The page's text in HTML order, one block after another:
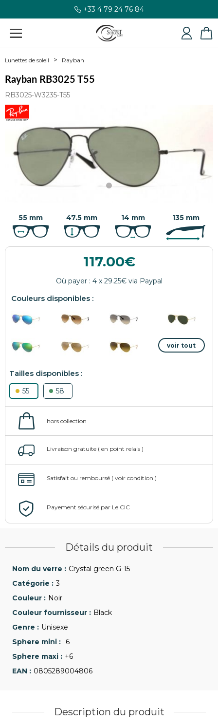
+33 4 79 24 76 84
Lunettes de soleil Rayban
Rayban RB3025 T55
RB3025-W3235-T55
55 mm 47.5 mm 14 mm 135 mm
117.00
55 58
Détails du produit
Crystal green G-15
3
Noir
Black
Unisexe
-6
+6
0805289004806
Description du produit